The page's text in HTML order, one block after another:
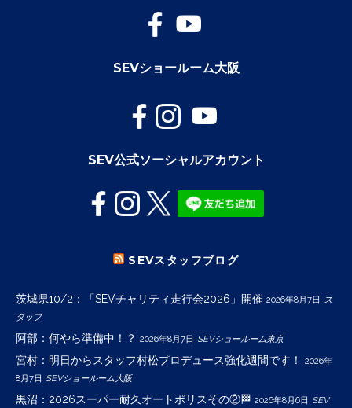
SEVショールーム大阪
SEV公式ソーシャルアカウント
SEVスタッフブログ
茨城県10/2：「SEVチャリティ走行会2026」開催 2026年8月7日 ス
タッフ
阿部：何やら準備中！？ 2026年8月7日 SEVショールーム東京
宮村：明日からスタッフ村松プロデュース強化週間です！
2026年
8月7日 SEVショールーム大阪
黒沼：2026スーパー耐久オートポリスその②🏁 2026年8月6日 SEV